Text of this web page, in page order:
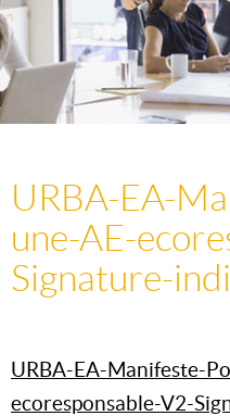
URBA-EA-
une-AE-
Signature-
URBA-EA-Manifeste-
ecoresponsable-V2-